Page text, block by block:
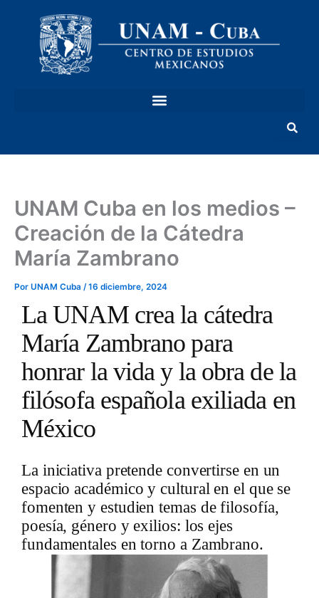
contenido
UNAM Cuba en los medios –
Creación de la Cátedra
María Zambrano
Por UNAM Cuba /16 diciembre, 2024
La UNAM crea la cátedra
María Zambrano para
honrar la vida y la obra de la
filósofa española exiliada en
México
La iniciativa pretende convertirse en un
espacio académico y cultural en el que se
fomenten y estudien temas de filosofía,
poesía, género y exilios: los ejes
fundamentales en torno a Zambrano.